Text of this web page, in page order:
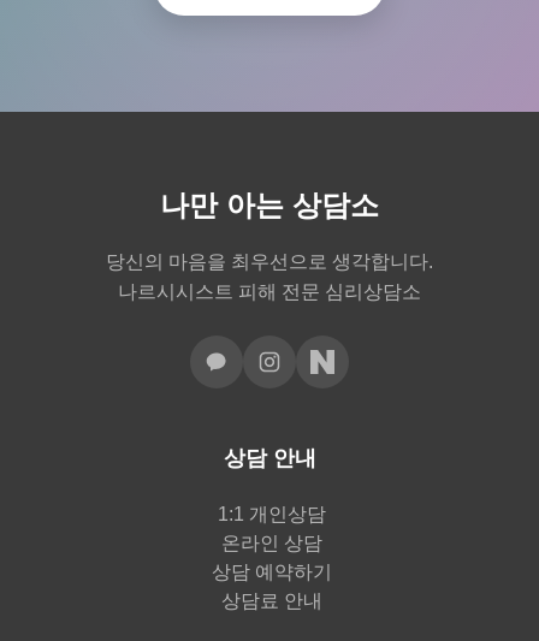
나만 아는 상담소
당신의 마음을 최우선으로 생각합니다.
나르시시스트 피해 전문 심리상담소
상담 안내
1:1 개인상담
온라인 상담
상담 예약하기
상담료 안내